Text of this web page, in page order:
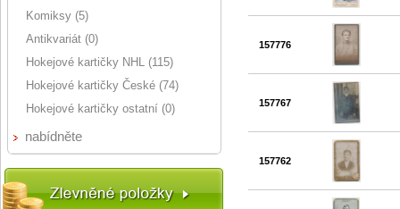
Komiksy (5)
Antikvariát (0)
Hokejové kartičky NHL (115)
Hokejové kartičky České (74)
Hokejové kartičky ostatní (0)
nabídněte
157776
157767
157762